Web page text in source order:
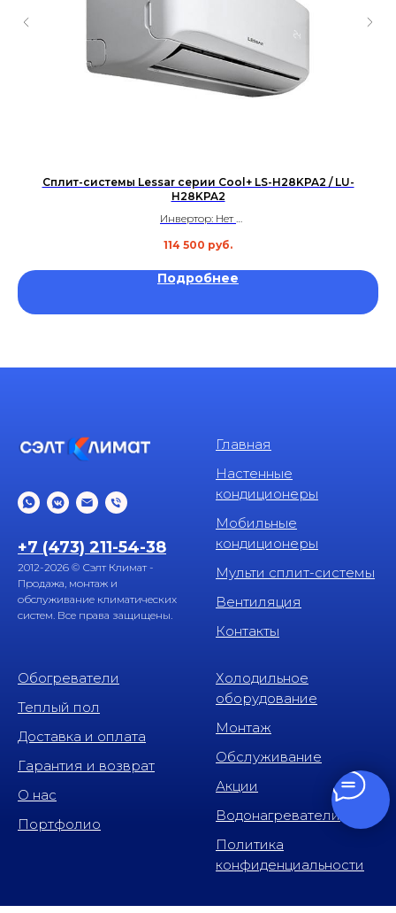
Сплит-системы Lessar серии Cool+ LS-H28KPA2 / LU-
H28KPA2
Инвертор: Нет
Уровень шума: 40 дБ
114 500 руб.
Подробнее
+7 (473) 211-54-38
2012-2026 © Сэлт Климат -
Продажа, монтаж и
обслуживание климатических
систем. Все права защищены.
Главная
Настенные
кондиционеры
Мобильные
кондиционеры
Мульти сплит-системы
Вентиляция
Контакты
Обогреватели
Теплый пол
Доставка и оплата
Гарантия и возврат
О нас
Портфолио
Холодильное
оборудование
Монтаж
Обслуживание
Акции
Водонагреватели
Политика
конфиденциальности